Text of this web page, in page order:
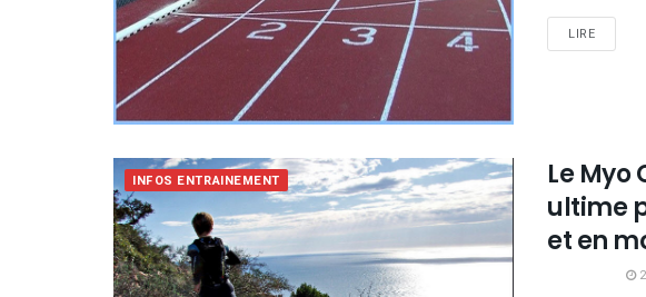
LIRE
INFOS ENTRAINEMENT
Le Myo
ultime
et en